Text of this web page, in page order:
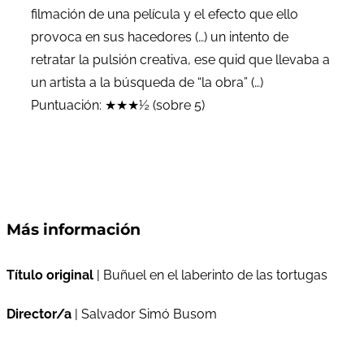
filmación de una película y el efecto que ello
provoca en sus hacedores (…) un intento de
retratar la pulsión creativa, ese quid que llevaba a
un artista a la búsqueda de “la obra” (…)
Puntuación: ★★★½ (sobre 5)
Más información
Título original | Buñuel en el laberinto de las tortugas
Director/a | Salvador Simó Busom